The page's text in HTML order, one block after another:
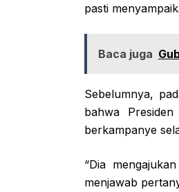
pasti
Baca juga
Sebelumnya,
bahwa
berkampanye
“Dia
menjawab